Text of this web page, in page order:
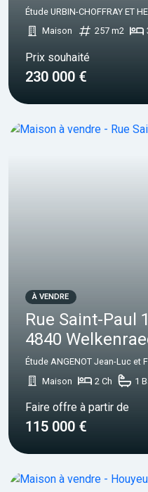
Étude URBIN-CHOFFRAY ET
Maison
257 m2
Prix souhaité
230 000 €
À VENDRE
Rue Saint-Paul
4840
Étude ANGENOT Jean-Luc et
Maison
2 Ch 1
Faire offre à partir de
115 000 €